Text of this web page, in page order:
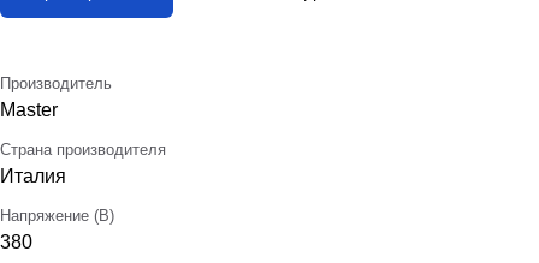
Производитель
Master
Страна производителя
Италия
Напряжение (В)
380